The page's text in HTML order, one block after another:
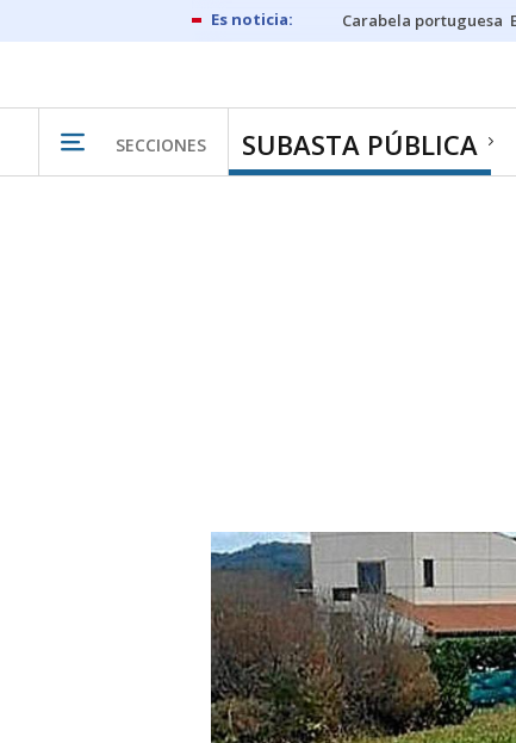
Carabela portuguesa
SECCIONES SUBASTA PÚBLICA